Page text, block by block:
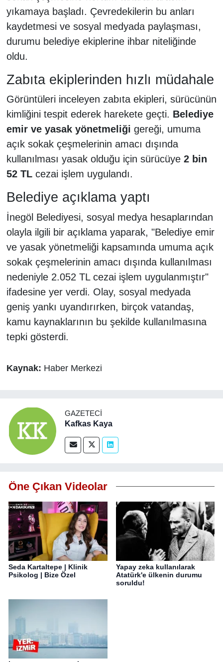
yıkamaya başladı. Çevredekilerin bu anları
kaydetmesi ve sosyal medyada paylaşması,
durumu belediye ekiplerine ihbar niteliğinde
oldu.
Zabıta ekiplerinden hızlı müdahale
Görüntüleri inceleyen zabıta ekipleri, sürücünün
kimliğini tespit ederek harekete geçti. Belediye
emir ve yasak yönetmeliği gereği, umuma
açık sokak çeşmelerinin amacı dışında
kullanılması yasak olduğu için sürücüye 2 bin
52 TLcezai işlem uygulandı.
Belediye açıklama yaptı
İnegöl Belediyesi, sosyal medya hesaplarından
olayla ilgili bir açıklama yaparak, "Belediye emir
ve yasak yönetmeliği kapsamında umuma açık
sokak çeşmelerinin amacı dışında kullanılması
nedeniyle 2.052 TL cezai işlem uygulanmıştır"
ifadesine yer verdi. Olay, sosyal medyada
geniş yankı uyandırırken, birçok vatandaş,
kamu kaynaklarının bu şekilde kullanılmasına
tepki gösterdi.
Kaynak: Haber Merkezi
GAZETECI
Kafkas Kaya
Öne Çıkan Videolar
Seda Kartaltepe | Klinik
Psikolog | Bize Özel
Yapay zeka kullanılarak
Atatürk'e ülkenin durumu
soruldu!